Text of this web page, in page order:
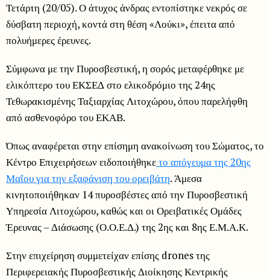
Τετάρτη (20/05). Ο άτυχος άνδρας εντοπίστηκε νεκρός σε
δύσβατη περιοχή, κοντά στη θέση «Λούκι», έπειτα από
πολυήμερες έρευνες.
Σύμφωνα με την Πυροσβεστική, η σορός μεταφέρθηκε με
ελικόπτερο του ΕΚΣΕΔ στο ελικοδρόμιο της 24ης
Τεθωρακισμένης Ταξιαρχίας Λιτοχώρου, όπου παρελήφθη
από ασθενοφόρο του ΕΚΑΒ.
Όπως αναφέρεται στην επίσημη ανακοίνωση του Σώματος, το
Κέντρο Επιχειρήσεων ειδοποιήθηκετο απόγευμα της 20ης
Μαΐου για την εξαφάνιση του ορειβάτη. Άμεσα
κινητοποιήθηκαν 14 πυροσβέστες από την Πυροσβεστική
Υπηρεσία Λιτοχώρου, καθώς και οι Ορειβατικές Ομάδες
Έρευνας – Διάσωσης (Ο.Ο.Ε.Δ.) της 2ης και 8ης Ε.Μ.Α.Κ.
Στην επιχείρηση συμμετείχαν επίσης drones της
Περιφερειακής Πυροσβεστικής Διοίκησης Κεντρικής